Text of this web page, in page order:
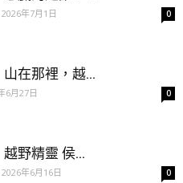
2026年7月1日 0
山在那裡，越...
6月27日 0
越野精靈 侯...
2026年6月16日 0